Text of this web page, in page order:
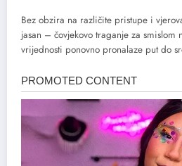
Bez obzira na različite pristupe i
jasan – čovjekovo traganje za smislom
vrijednosti ponovno pronalaze put do